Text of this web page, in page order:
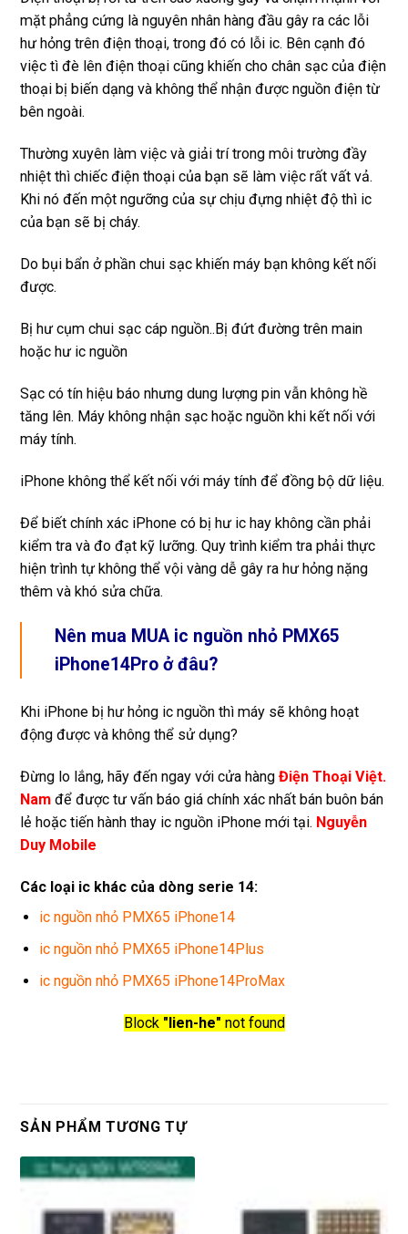
mặt phẳng cứng là nguyên nhân hàng đầu gây ra các lỗi
hư hỏng trên điện thoại, trong đó có lỗi ic. Bên cạnh đó
việc tì đè lên điện thoại cũng khiến cho chân sạc của điện
thoại bị biến dạng và không thể nhận được nguồn điện từ
bên ngoài.
Thường xuyên làm việc và giải trí trong môi trường đầy
nhiệt thì chiếc điện thoại của bạn sẽ làm việc rất vất vả.
Khi nó đến một ngưỡng của sự chịu đựng nhiệt độ thì ic
của bạn sẽ bị cháy.
Do bụi bẩn ở phần chui sạc khiến máy bạn không kết nối
được.
Bị hư cụm chui sạc cáp nguồn..Bị đứt đường trên main
hoặc hư ic nguồn
Sạc có tín hiệu báo nhưng dung lượng pin vẫn không hề
tăng lên. Máy không nhận sạc hoặc nguồn khi kết nối với
máy tính.
iPhone không thể kết nối với máy tính để đồng bộ dữ liệu.
Để biết chính xác iPhone có bị hư ic hay không cần phải
kiểm tra và đo đạt kỹ lưỡng. Quy trình kiểm tra phải thực
hiện trình tự không thể vội vàng dễ gây ra hư hỏng nặng
thêm và khó sửa chữa.
Nên mua MUA ic nguồn nhỏ PMX65
iPhone14Pro ở đâu?
Khi iPhone bị hư hỏng ic nguồn thì máy sẽ không hoạt
động được và không thể sử dụng?
Đừng lo lắng, hãy đến ngay với cửa hàng Điện Thoại Việt.
Nam để được tư vấn báo giá chính xác nhất bán buôn bán
lẻ hoặc tiến hành thay ic nguồn iPhone mới tại. Nguyễn
Duy Mobile
Các loại ic khác của dòng serie 14:
ic nguồn nhỏ PMX65 iPhone14
ic nguồn nhỏ PMX65 iPhone14Plus
ic nguồn nhỏ PMX65 iPhone14ProMax
Block "lien-he" not found
SẢN PHẨM TƯƠNG TỰ